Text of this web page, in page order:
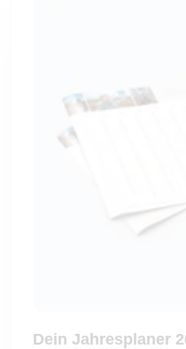
Dein Jahresplaner